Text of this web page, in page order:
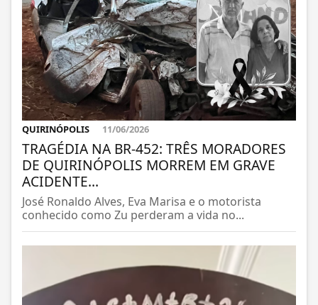
QUIRINÓPOLIS 11/06/2026
TRAGÉDIA NA BR-452: TRÊS MORADORES
DE QUIRINÓPOLIS MORREM EM GRAVE
ACIDENTE...
José Ronaldo Alves, Eva Marisa e o motorista
conhecido como Zu perderam a vida no...